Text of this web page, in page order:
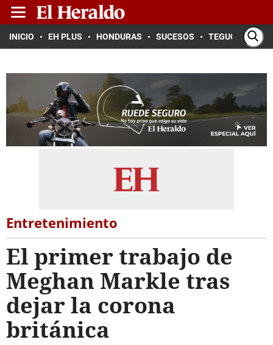
INICIO EH PLUS HONDURAS SUCESOS TEGUCIGALPA
Entretenimiento
El primer trabajo de
Meghan Markle tras
dejar la corona
británica